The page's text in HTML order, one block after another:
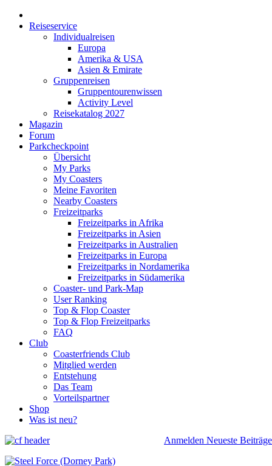
Reiseservice
Individualreisen
Europa
Amerika & USA
Asien & Emirate
Gruppenreisen
Gruppentourenwissen
Activity Level
Reisekatalog 2027
Magazin
Forum
Parkcheckpoint
Übersicht
My Parks
My Coasters
Meine Favoriten
Nearby Coasters
Freizeitparks
Freizeitparks in Afrika
Freizeitparks in Asien
Freizeitparks in Australien
Freizeitparks in Europa
Freizeitparks in Nordamerika
Freizeitparks in Südamerika
Coaster- und Park-Map
User Ranking
Top & Flop Coaster
Top & Flop Freizeitparks
FAQ
Club
Coasterfriends Club
Mitglied werden
Entstehung
Das Team
Vorteilspartner
Shop
Was ist neu?
Anmelden Neueste Beiträge